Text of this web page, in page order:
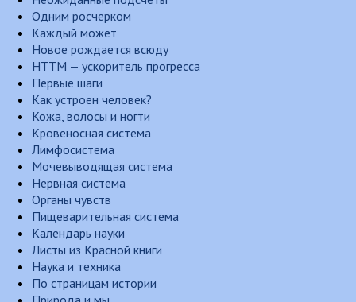
Одним росчерком
Каждый может
Новое рождается всюду
НТТМ — ускоритель прогресса
Первые шаги
Как устроен человек?
Кожа, волосы и ногти
Кровеносная система
Лимфосистема
Мочевыводящая система
Нервная система
Органы чувств
Пищеварительная система
Календарь науки
Листы из Красной книги
Наука и техника
По страницам истории